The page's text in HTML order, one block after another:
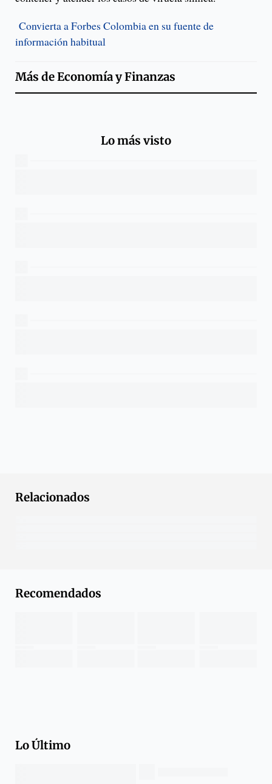
Convierta a Forbes Colombia en su fuente de
información habitual
Más deEconomía y Finanzas
Lo más visto
Relacionados
Recomendados
Lo Último